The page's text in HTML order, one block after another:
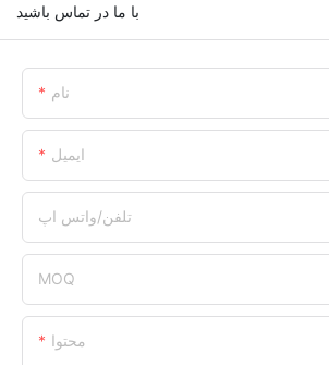
با ما در تماس باشید
نام
ایمیل
تلفن/واتس اپ
MOQ
محتوا